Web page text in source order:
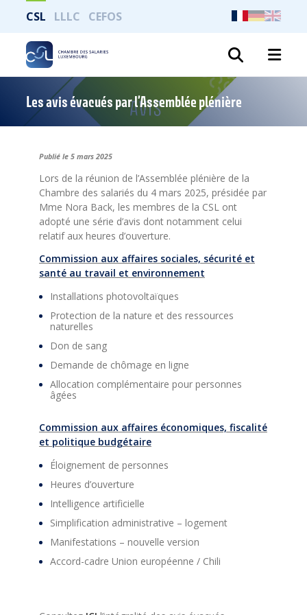
CSL LLLC CEFOS
Les avis évacués par l’Assemblée plénière
Publié le 5 mars 2025
Lors de la réunion de l’Assemblée plénière de la
Chambre des salariés du 4 mars 2025, présidée par
Mme Nora Back, les membres de la CSL ont
adopté une série d’avis dont notamment celui
relatif aux heures d’ouverture.
Commission aux affaires sociales, sécurité et
santé au travail et environnement
Installations photovoltaïques
Protection de la nature et des ressources
naturelles
Don de sang
Demande de chômage en ligne
Allocation complémentaire pour personnes
âgées
Commission aux affaires économiques, fiscalité
et politique budgétaire
Éloignement de personnes
Heures d’ouverture
Intelligence artificielle
Simplification administrative – logement
Manifestations – nouvelle version
Accord-cadre Union européenne / Chili